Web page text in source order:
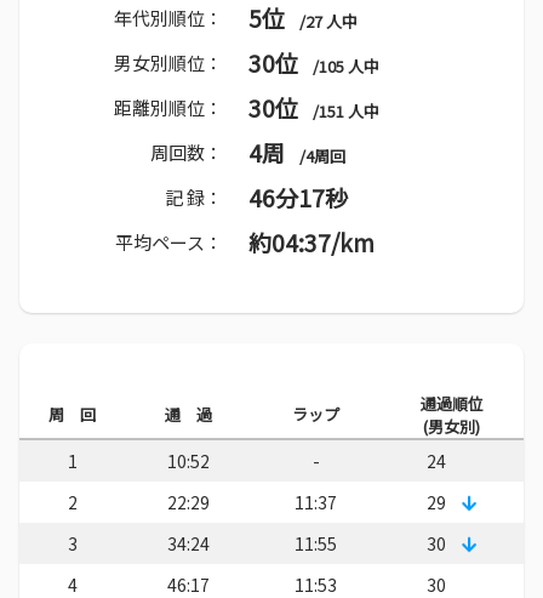
年代別順位： 5位 /27 人中
男女別順位： 30位 /105 人中
距離別順位： 30位 /151 人中
周回数： 4周 /4周回
記 録： 46分17秒
平均ペース： 約04:37/km
周 回 通 過 ラップ
通過順位
(男女別)
1 10:52 -
24
2
22:29 11:37
29
3
34:24 11:55
30
4
46:17 11:53 30